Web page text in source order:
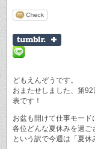
どもえんぞうです。
おまたせしました、第
表です！
お盆も開けて仕事モード
各位どんな夏休みを過ご
という訳で今週は「夏休